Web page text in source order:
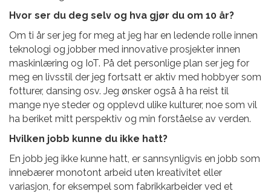
Hvor ser du deg selv og hva gjør du om 10 år?
Om ti år ser jeg for meg at jeg har en ledende rolle innen
teknologi og jobber med innovative prosjekter innen
maskinlæring og IoT. På det personlige plan ser jeg for
meg en livsstil der jeg fortsatt er aktiv med hobbyer som
fotturer, dansing osv. Jeg ønsker også å ha reist til
mange nye steder og opplevd ulike kulturer, noe som vil
ha beriket mitt perspektiv og min forståelse av verden.
Hvilken jobb kunne du ikke hatt?
En jobb jeg ikke kunne hatt, er sannsynligvis en jobb som
innebærer monotont arbeid uten kreativitet eller
variasjon, for eksempel som fabrikkarbeider ved et